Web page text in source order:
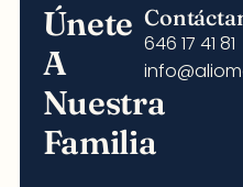
Únete
A
Nuestra
Familia
646 17 41 81